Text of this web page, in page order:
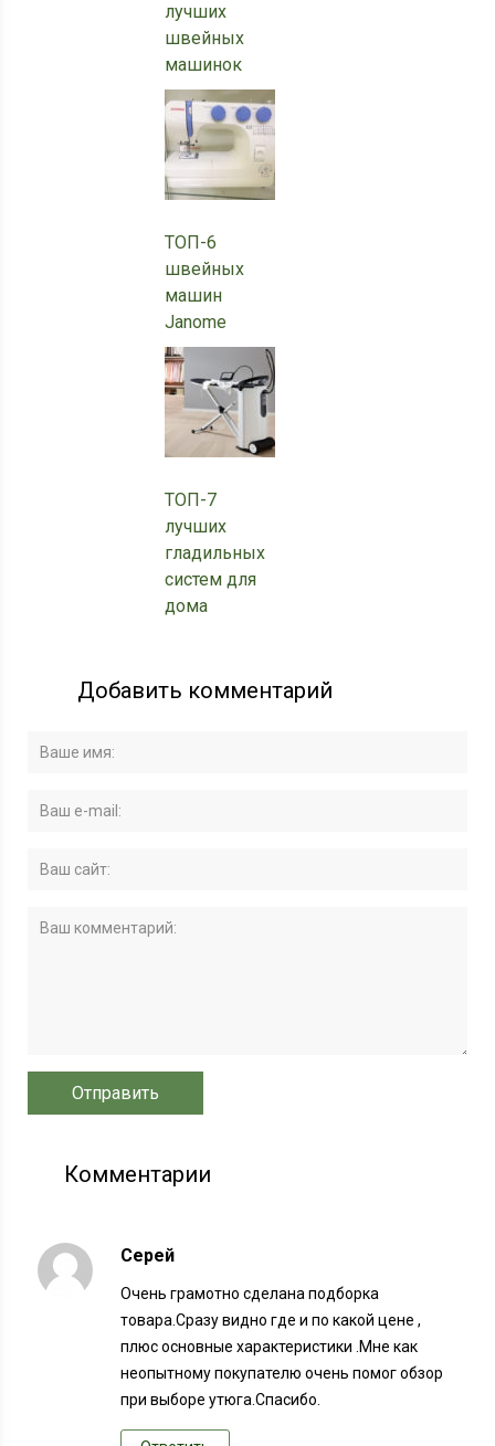
лучших
швейных
машинок
ТОП-6
швейных
машин
Janome
ТОП-7
лучших
гладильных
систем для
дома
Добавить комментарий
Комментарии
Серей
Очень грамотно сделана подборка
товара.Сразу видно где и по какой цене ,
плюс основные характеристики .Мне как
неопытному покупателю очень помог обзор
при выборе утюга.Спасибо.